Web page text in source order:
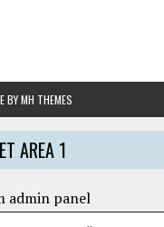
BYMH THEMES
AREA 1
admin panel